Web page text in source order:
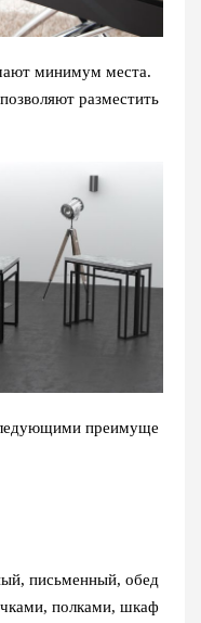
минимум места.
разместить
преимуще
письменный, обед
полками, шкаф